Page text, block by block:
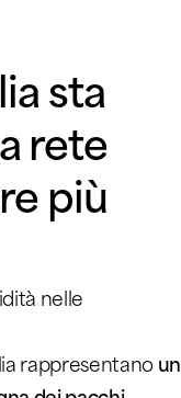
sta
rete
più
nelle
rappresentano